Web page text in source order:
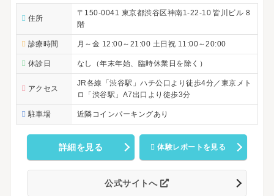
住所
〒150-0041 東京都渋谷区神南1-22-10 皆川ビル 8
階
診療時間 月～金 12:00～21:00 土日祝 11:00～20:00
休診日 なし（年末年始、臨時休業日を除く）
アクセス
JR各線「渋谷駅」ハチ公口より徒歩4分／東京メト
ロ「渋谷駅」A7出口より徒歩3分
駐車場 近隣コインパーキングあり
詳細を見る 体験レポートを見る
公式サイトへ